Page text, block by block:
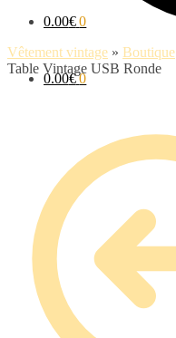
0.00€ 0
0.00€ 0
Vêtement vintage » Boutique
Table Vintage USB Ronde